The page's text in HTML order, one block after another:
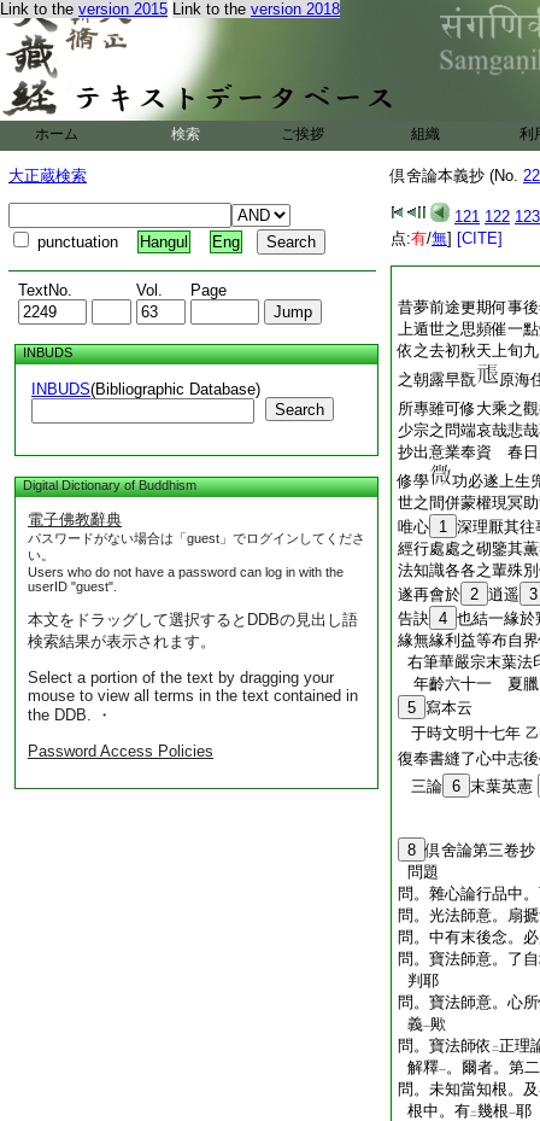
Link to the version 2015 Link to the version 2018
ホーム 検索 ご挨拶 組織 利
大正蔵検索
punctuation Hangul Eng
TextNo. Vol. Page
INBUDS
INBUDS(Bibliographic Database)
Search
Digital Dictionary of Buddhism
電子佛教辭典
パスワードがない場合は「guest」でログインしてくださ
い。
Users who do not have a password can log in with the
userID "guest".
本文をドラッグして選択するとDDBの見出し語
検索結果が表示されます。
Select a portion of the text by dragging your
mouse to view all terms in the text contained in
the DDB. ・
Password Access Policies
倶舍論本義抄 (No.
121 122 123
点:有/無] [CITE]
昔夢前途更期何事
上遁世之思頻催一
依之去初秋天上旬
之朝露早翫
原海
所專雖可修大乘之
少宗之問端哀哉悲
抄出意業奉資 春日
修學
功必遂上生
世之間併蒙權現冥
唯心 1 深理厭其往
經行處處之砌鑒其
法知識各各之輩殊
遂再會於 2 逍遥 3
告訣 4 也結一緣於
緣無緣利益等布自
右筆華嚴宗末葉法
年齡六十一 夏臘
5 寫本云
于時文明十七年
復奉書縫了心中志
三論 6 末葉英憲
8 倶舍論第三卷抄
問題
問。雜心論行品中
問。光法師意。扇
問。中有末後念。
問。寶法師意。了
判耶
問。寶法師意。心
義一歟
問。寶法師依 二正理
解釋一。爾者。第
問。未知當知根。
根中。有二幾根一耶